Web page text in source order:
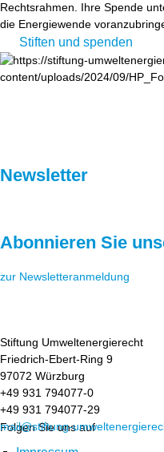
Rechtsrahmen. Ihre Spende
die Energiewende
Stiften und spenden
Newsletter
Abonnieren Sie
zur Newsletteranmeldung
Stiftung Umweltenergierecht
Friedrich-Ebert-Ring 9
97072 Würzburg
+49 931 794077-0
+49 931 794077-29
mail@stiftung-
Folgen Sie uns auf